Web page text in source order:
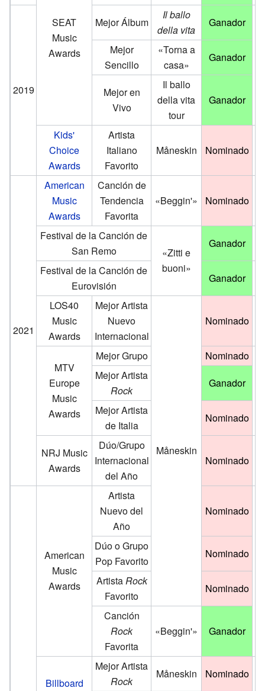
SEAT
Music
Awards
2019
Mejor Álbum
Il ballo
della vita
Ganador
Mejor
Sencillo
«Torna a
casa»
Ganador
Mejor en
Vivo
Il ballo
della vita
tour
Ganador
Kids'
Choice
Awards
Artista
Italiano
Favorito
Måneskin Nominado
2021
American
Music
Awards
Canción de
Tendencia
Favorita
«Beggin'» Nominado
Festival de la Canción de
San Remo
«Zitti e
buoni»
Ganador
Festival de la Canción de
Eurovisión
Ganador
LOS40
Music
Awards
Mejor Artista
Nuevo
Internacional
Måneskin
Nominado
MTV
Europe
Music
Awards
Mejor Grupo
Nominado
Mejor Artista
Rock
Ganador
Mejor Artista
de Italia
Nominado
NRJ Music
Awards
Dúo/Grupo
Internacional
del Año
Nominado
American
Music
Awards
Artista
Nuevo del
Año
Nominado
Dúo o Grupo
Pop Favorito
Nominado
ArtistaRock
Favorito
Nominado
Canción
Rock
Favorita
«Beggin'» Ganador
Billboard
Mejor Artista
Rock
Måneskin
Nominado